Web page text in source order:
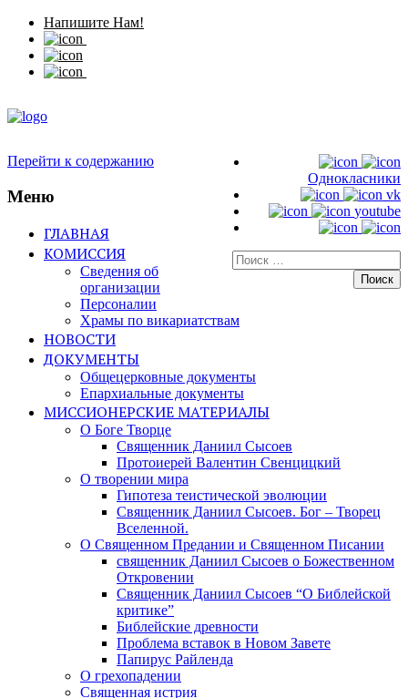
Напишите Нам!
Однокласники
vk
youtube
Искать:
Перейти к содержанию
Меню
ГЛАВНАЯ
КОМИССИЯ
Сведения об
организации
Персоналии
Храмы по викариатствам
НОВОСТИ
ДОКУМЕНТЫ
Общецерковные документы
Епархиальные документы
МИССИОНЕРСКИЕ МАТЕРИАЛЫ
О Боге Творце
Священник Даниил Сысоев
Протоиерей Валентин Свенцицкий
О творении мира
Гипотеза теистической эволюции
Священник Даниил Сысоев. Бог – Творец
Вселенной.
О Священном Предании и Священном Писании
священник Даниил Сысоев о Божественном
Откровении
Священник Даниил Сысоев “О Библейской
критике”
Библейские древности
Проблема вставок в Новом Завете
Папирус Райленда
О грехопадении
Священная истрия